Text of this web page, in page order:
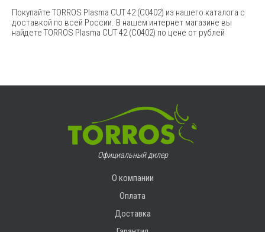
Покупайте TORROS Plasma CUT 42 (C0402) из нашего каталога с
доставкой по всей России. В нашем интернет магазине вы
найдете TORROS Plasma CUT 42 (C0402) по цене от рублей
Официальный дилер
О компании
Оплата
Доставка